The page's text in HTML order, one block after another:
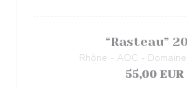
“Rasteau”
Rhône - AOC -
55,00 EUR